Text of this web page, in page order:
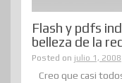
Flash y pdfs
belleza de la
Posted on julio 1, 2008
Creo que casi